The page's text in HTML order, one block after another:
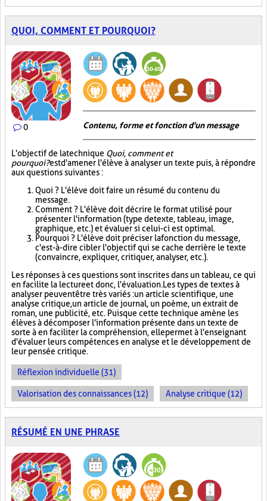
QUOI, COMMENT ET POURQUOI?
0 Contenu, forme et fonction d'un message
L'objectif de la technique Quoi, comment et
pourquoi?est d'amener l'élève à analyser un texte puis, à répondre
aux questions suivantes :
Quoi ? L'élève doit faire un résumé du contenu du
message.
Comment ? L'élève doit décrire le format utilisé pour
présenter l'information (type de texte, tableau, image,
graphique, etc.) et évaluer si celui-ci est optimal.
Pourquoi ? L'élève doit préciser la fonction du message,
c'est-à-dire cibler l'objectif qui se cache derrière le texte
(convaincre, expliquer, critiquer, analyser, etc.).
Les réponses à ces questions sont inscrites dans un tableau, ce qui
en facilite la lecture et donc, l'évaluation. Les types de textes à
analyser peuvent être très variés : un article scientifique, une
analyse critique, un article de journal, un poème, un extrait de
roman, une publicité, etc. Puisque cette technique amène les
élèves à décomposer l'information présente dans un texte de
sorte à en faciliter la compréhension, elle permet à l'enseignant
d'évaluer leurs compétences en analyse et le développement de
leur pensée critique.
Réflexion individuelle (31)
Valorisation des connaissances (12) Analyse critique (12)
RÉSUMÉ EN UNE PHRASE